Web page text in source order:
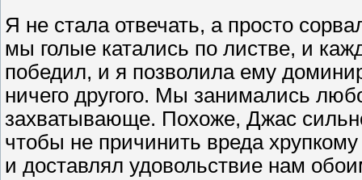
Я не стала отвечать, а просто
мы голые катались по листве, и
победил, и я позволила ему
ничего другого. Мы занимались
захватывающе. Похоже, Джас
чтобы не причинить вреда
и доставлял удовольствие нам